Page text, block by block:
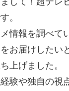
。
情報を調べて
お届けしたい
上げました。
験や独自の視